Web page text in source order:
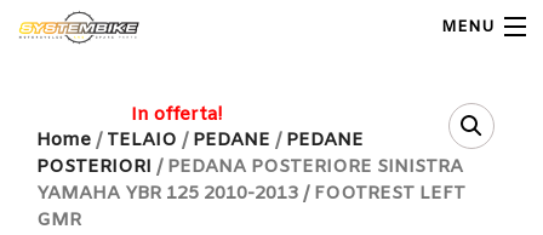
MENU
Home
Shop Moto
Home / TELAIO / PEDANE / PEDANE
POSTERIORI / PEDANA POSTERIORE SINISTRA
YAMAHA YBR 125 2010-2013 / FOOTREST LEFT
GMR
In offerta!